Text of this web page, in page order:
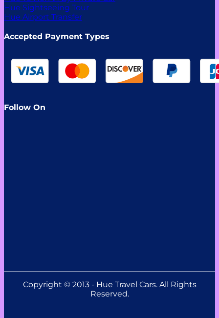
Hue Sightseeing Tour
Hue Airport Transfer
Accepted Payment Types
Follow On
Copyright © 2013 - Hue Travel Cars. All Rights
Reserved.